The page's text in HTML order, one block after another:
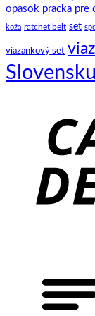
opasok pracka pre
koža ratchet belt set
viazankový set
Slovensku